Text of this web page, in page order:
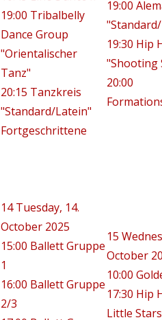
19:00 Tribalbelly
Dance Group
"Orientalischer
Tanz"
20:15 Tanzkreis
"Standard/Latein"
Fortgeschrittene
19:00
19:30 Hip
"Shooting
20:00
14 Tuesday, 14.
October 2025
15:00 Ballett Gruppe
1
16:00 Ballett Gruppe
2/3
15
October
10:00
17:30 Hip
Little